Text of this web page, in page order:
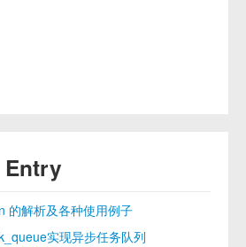
的解析及各种使用例子
实现异步任务队列